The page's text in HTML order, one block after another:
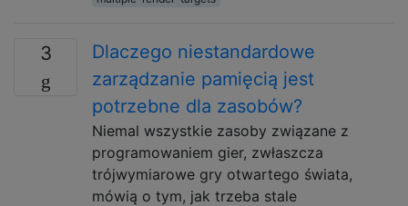
3
Dlaczego niestandardowe
zarządzanie pamięcią jest
potrzebne dla zasobów?
Niemal wszystkie zasoby związane z
programowaniem gier, zwłaszcza
trójwymiarowe gry otwartego świata,
mówią o tym, jak trzeba stale